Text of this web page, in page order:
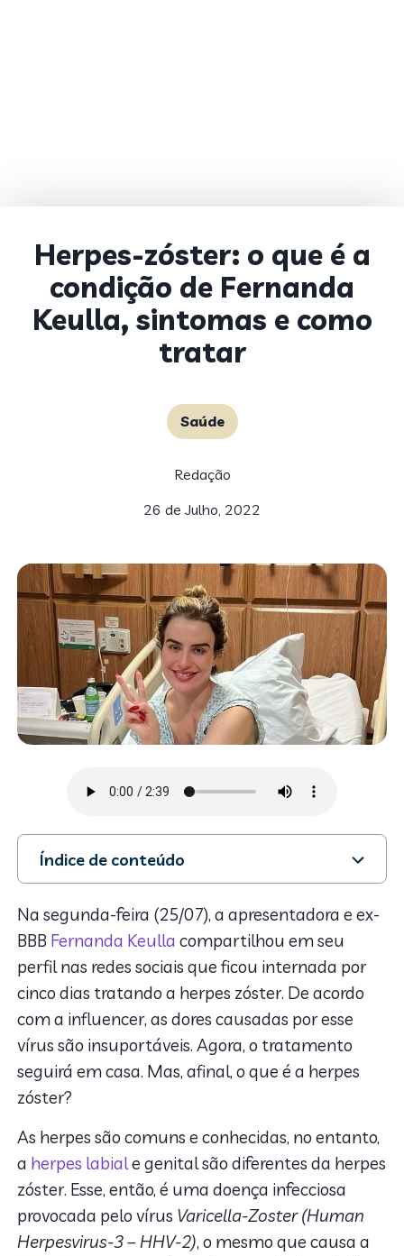
Herpes-zóster: o que é a
condição de Fernanda
Keulla, sintomas e como
tratar
Saúde
Redação
26 de Julho, 2022
Índice de conteúdo
1. Causas da herpes zóster
2. Sintomas
3. Grupos de risco
4. Como é feito o diagnóstico da herpes zóster?
5. Tratamentos
6. Possíveis complicações
7. Como prevenir?
8. Qual profissional procurar?
9. Perguntas frequentes sobre a herpes zóster
Na segunda-feira (25/07), a apresentadora e ex-
BBB Fernanda Keulla compartilhou em seu
perfil nas redes sociais que ficou internada por
cinco dias tratando a herpes zóster. De acordo
com a influencer, as dores causadas por esse
vírus são insuportáveis. Agora, o tratamento
seguirá em casa. Mas, afinal, o que é a herpes
zóster?
As herpes são comuns e conhecidas, no entanto,
a herpes labiale genital são diferentes da herpes
zóster. Esse, então, é uma doença infecciosa
provocada pelo vírus Varicella-Zoster (Human
Herpesvirus-3 – HHV-2), o mesmo que causa a